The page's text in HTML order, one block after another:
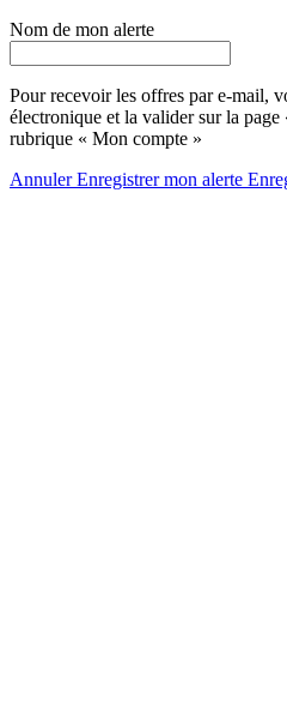
Nom de mon alerte
Pour recevoir les offres par e-mail,
électronique et la valider sur la page
rubrique « Mon compte »
AnnulerEnregistrer mon alerte